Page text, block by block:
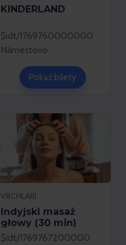
KINDERLAND
$idt/1769760000000
Námestovo
Pokaż bilety
VRCHLABÍ
Indyjski masaż
głowy (30 min)
$idt/1769767200000